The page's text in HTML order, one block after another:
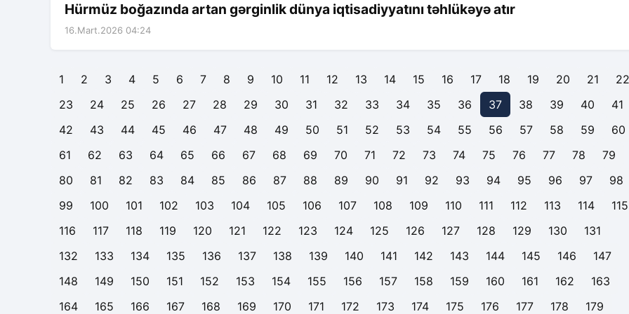
Hürmüz boğazında artan gərginlik dünya iqtisadiyyatını təhlükəyə atır
16.Mart.2026 04:24
1 2 3 4 5 6 7 8 9 10 11 12 13 14 15 16 17 18 19 20 21
22
23
24 25 26 27 28 29 30 31 32 33 34 35 36 37 38 39 40
41
42
43 44 45 46 47 48 49 50 51 52 53 54 55 56 57 58 59
60
61
62 63 64 65 66 67 68 69 70 71 72 73 74 75 76 77 78
79
80
81 82 83 84 85 86 87 88 89 90 91 92 93 94 95 96 97
98
99
100 101 102 103 104 105 106 107 108 109 110 111 112 113 114
115
116
117 118 119 120 121 122 123 124 125 126 127 128 129 130
131
132
133 134 135 136 137 138 139 140 141 142 143 144 145 146
147
148
149 150 151 152 153 154 155 156 157 158 159 160 161 162
163
164
165 166 167 168 169 170 171 172 173 174 175 176 177 178 179